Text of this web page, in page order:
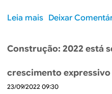
:
r
o
Leia mais
r
C
o
Deixar
Construção: 2022 está
crescimento expressivo
23/09/2022 09:30